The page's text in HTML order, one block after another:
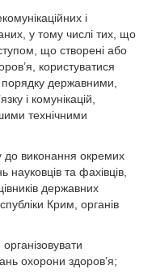
і
у тому числі тих, що
що створені або
користуватися
порядку державними,
і комунікацій,
технічними
до виконання окремих
науковців та фахівців,
державних
Крим, органів
охорони здоров’я;